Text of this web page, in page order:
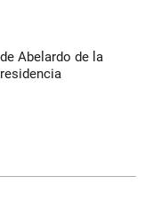
Abelardo de la